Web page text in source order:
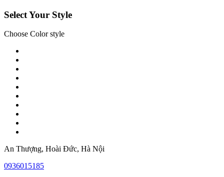
Select Your Style
Choose Color style
An Thượng, Hoài Đức, Hà Nội
0936015185